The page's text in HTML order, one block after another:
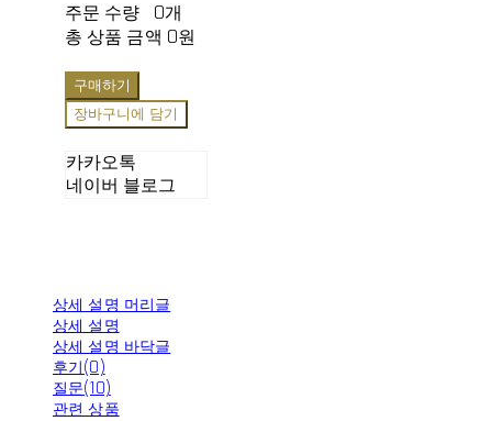
주문 수량
0개
총 상품 금액 0원
구매하기
장바구니에 담기
카카오톡
네이버 블로그
상세 설명 머리글
상세 설명
상세 설명 바닥글
후기(0)
질문(10)
관련 상품